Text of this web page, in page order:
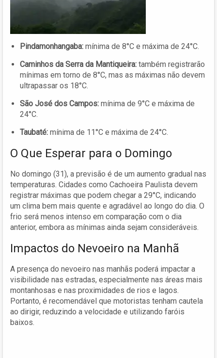
Pindamonhangaba: mínima de 8°C e máxima de 24°C.
Caminhos da Serra da Mantiqueira: também registrarão
mínimas em torno de 8°C, mas as máximas não devem
ultrapassar os 18°C.
São José dos Campos: mínima de 9°C e máxima de
24°C.
Taubaté: mínima de 11°C e máxima de 24°C.
O Que Esperar para o Domingo
No domingo (31), a previsão é de um aumento gradual nas
temperaturas. Cidades como Cachoeira Paulista devem
registrar máximas que podem chegar a 29°C, indicando
um clima bem mais quente e agradável ao longo do dia. O
frio será menos intenso em comparação com o dia
anterior, embora as mínimas ainda sejam consideráveis.
Impactos do Nevoeiro na Manhã
A presença do nevoeiro nas manhãs poderá impactar a
visibilidade nas estradas, especialmente nas áreas mais
montanhosas e nas proximidades de rios e lagos.
Portanto, é recomendável que motoristas tenham cautela
ao dirigir, reduzindo a velocidade e utilizando faróis
baixos.